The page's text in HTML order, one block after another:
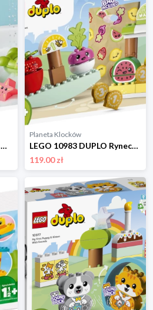
LEGO 10989 DUPLO Park wodny Lego
Planeta Klocków
LEGO 10983 DUPLO Ryneczek bio Lego
119.00 zł